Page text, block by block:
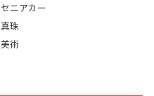
セニアカー
真珠
美術